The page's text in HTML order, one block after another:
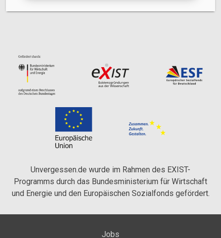
Unvergessen.de wurde im Rahmen des EXIST-
Programms durch das Bundesministerium für Wirtschaft
und Energie und den Europäischen Sozialfonds gefördert.
Jobs